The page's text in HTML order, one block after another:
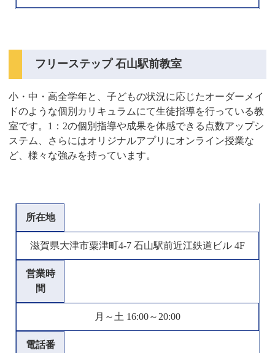
フリーステップ 石山駅前教室
小・中・高全学年と、子どもの状況に応じたオーダーメイ
ドのような個別カリキュラムにて生徒指導を行っている教
室です。1：2の個別指導や成果を体感できる点数アップシ
ステム、さらにはオリジナルアプリにオンライン授業な
ど、様々な強みを持っています。
所在地
滋賀県大津市粟津町4-7 石山駅前近江鉄道ビル 4F
営業時
間
月～土 16:00～20:00
電話番